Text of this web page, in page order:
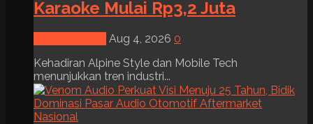
Karaoke Mulai Rp3,2 Juta
Aug 4, 2026 0
Kehadiran Alpine Style dan Mobile Tech
menunjukkan tren industri...